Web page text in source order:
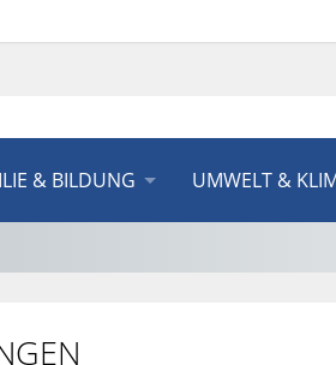
& BILDUNG UMWELT &